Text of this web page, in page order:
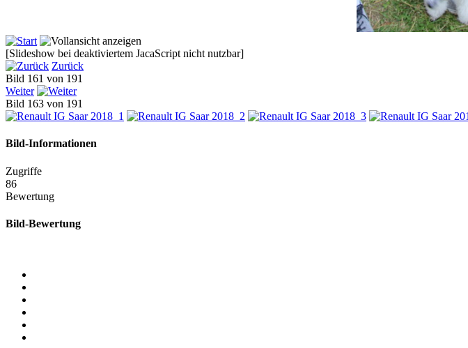
[Slideshow bei deaktiviertem JacaScript nicht nutzbar]
Zurück
Bild 161 von 191
Weiter
Bild 163 von 191
Bild-Informationen
Zugriffe
86
Bewertung
Bild-Bewertung